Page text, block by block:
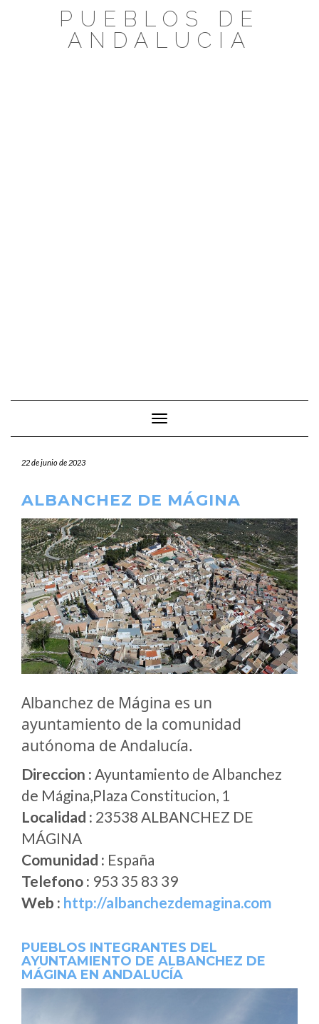
PUEBLOS DE
ANDALUCIA
Cambiar modo de navegación
22 de junio de 2023
ALBANCHEZ DE MÁGINA
Albanchez de Mágina es un
ayuntamiento de la comunidad
autónoma de Andalucía.
Direccion : Ayuntamiento de Albanchez
de Mágina,Plaza Constitucion, 1
Localidad : 23538 ALBANCHEZ DE
MÁGINA
Comunidad : España
Telefono : 953 35 83 39
Web : http://albanchezdemagina.com
PUEBLOS INTEGRANTES DEL
AYUNTAMIENTO DE ALBANCHEZ DE
MÁGINA EN ANDALUCÍA